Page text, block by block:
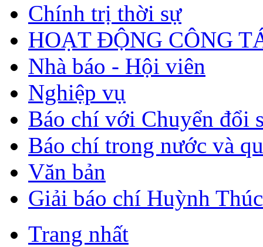
Chính trị thời sự
HOẠT ĐỘNG CÔNG
Nhà báo - Hội viên
Nghiệp vụ
Báo chí với Chuyển đổi
Báo chí trong nước và
Văn bản
Giải báo chí Huỳnh
Trang nhất